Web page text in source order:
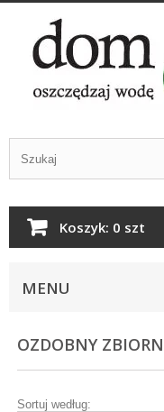
Koszyk: 0 szt
MENU
OZDOBNY
Sortuj według: